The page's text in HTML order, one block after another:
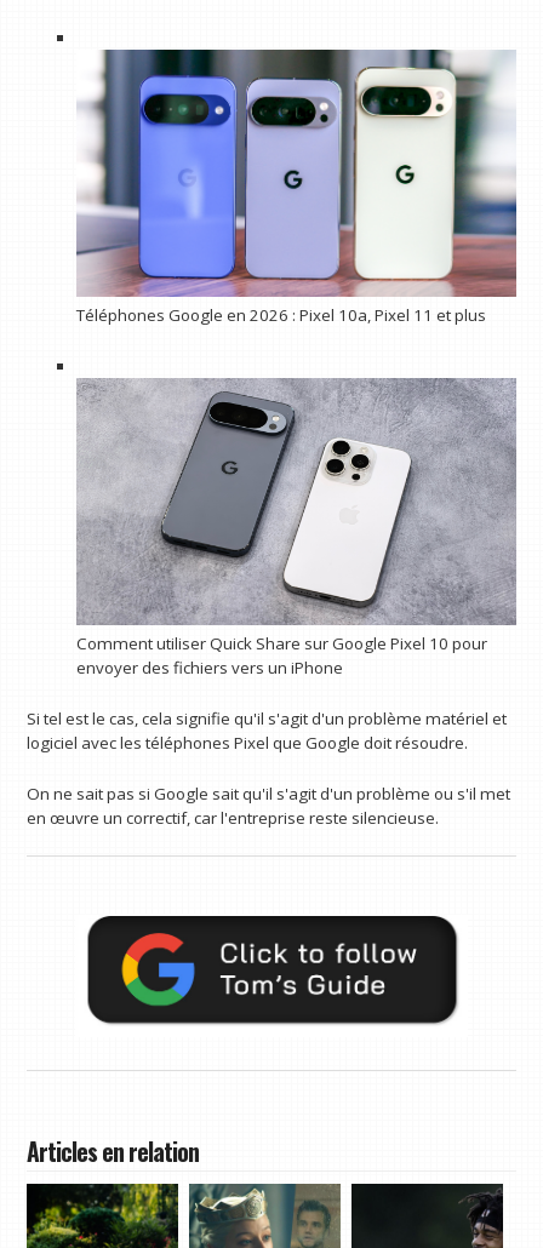
Téléphones Google en 2026 : Pixel 10a, Pixel 11 et plus
Comment utiliser Quick Share sur Google Pixel 10 pour
envoyer des fichiers vers un iPhone
Si tel est le cas, cela signifie qu'il s'agit d'un problème matériel et
logiciel avec les téléphones Pixel que Google doit résoudre.
On ne sait pas si Google sait qu'il s'agit d'un problème ou s'il met
en œuvre un correctif, car l'entreprise reste silencieuse.
Articles en relation